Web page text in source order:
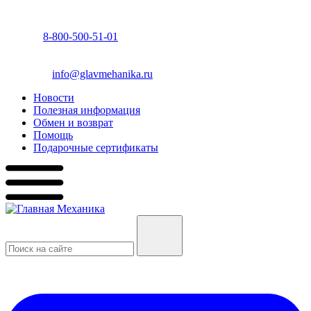
8-800-500-51-01
info@glavmehanika.ru
Новости
Полезная информация
Обмен и возврат
Помощь
Подарочные сертификаты